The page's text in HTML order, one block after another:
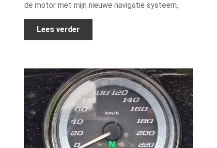
de motor met mijn nieuwe navigatie systeem,
Lees verder